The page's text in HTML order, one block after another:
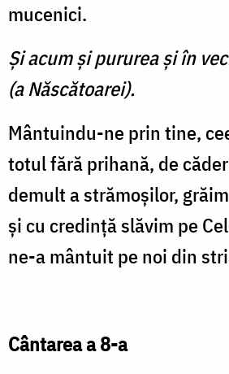
mucenici.
Şi acum şi pururea şi în
(a Născătoarei).
Mântuindu-ne prin tine,
totul fără prihană, de
demult a strămoşilor,
şi cu credinţă slăvim pe
ne-a mântuit pe noi din
Cântarea a 8-a